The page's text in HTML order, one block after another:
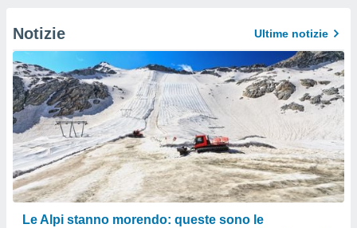
Notizie Ultime notizie
Le Alpi stanno morendo: queste sono le